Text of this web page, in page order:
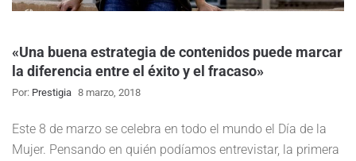
«Una buena estrategia de contenidos puede marcar
la diferencia entre el éxito y el fracaso»
Por: Prestigia 8 marzo, 2018
Este 8 de marzo se celebra en todo el mundo el Día de la
Mujer. Pensando en quién podíamos entrevistar, la primera